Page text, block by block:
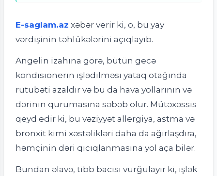
E-saglam.az xəbər verir ki, o, bu yay
vərdişinin təhlükələrini açıqlayıb.
Angelin izahına görə, bütün gecə
kondisionerin işlədilməsi yataq otağında
rütubəti azaldır və bu da hava yollarının və
dərinin qurumasına səbəb olur. Mütəxəssis
qeyd edir ki, bu vəziyyət allergiya, astma və
bronxit kimi xəstəlikləri daha da ağırlaşdıra,
həmçinin dəri qıcıqlanmasına yol aça bilər.
Bundan əlavə, tibb bacısı vurğulayır ki, işlək